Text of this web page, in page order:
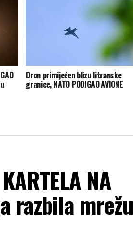
Dron primijećen blizu litvanske
granice, NATO PODIGAO AVIONE
NA
razbila mrežu